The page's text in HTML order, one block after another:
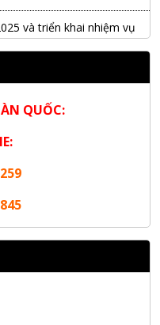
và triển khai nhiệm vụ
Long
Bình & kỷ niệm 15 năm
Cho Tàu Vận Tải Minh
MẮN, VỮNG BƯỚC
QUỐC: